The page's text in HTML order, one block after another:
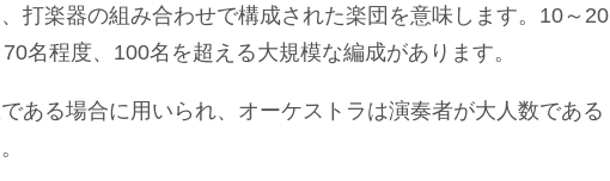
打楽器の組み合わせで構成された楽団を意味します。10～20
名程度、100名を超える大規模な編成があります。
ある場合に用いられ、オーケストラは演奏者が大人数である